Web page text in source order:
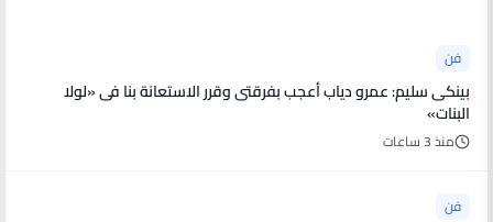
فن
بينكى سليم: عمرو دياب أعجب بفرقتى وقرر الاستعانة بنا فى «لولا
البنات»
منذ 3 ساعات
فن